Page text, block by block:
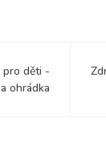
pro děti -
ohrádka